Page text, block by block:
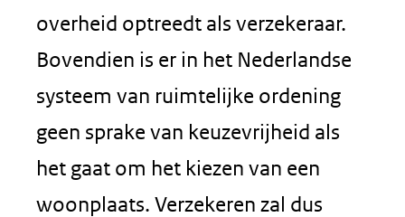
overheid optreedt als verzekeraar.
Bovendien is er in het Nederlandse
systeem van ruimtelijke ordening
geen sprake van keuzevrijheid als
het gaat om het kiezen van een
woonplaats. Verzekeren zal dus